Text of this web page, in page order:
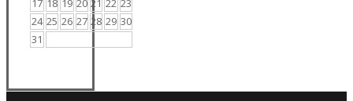
17 18 19 20 21 22 23
24 25 26 27 28 29 30
31